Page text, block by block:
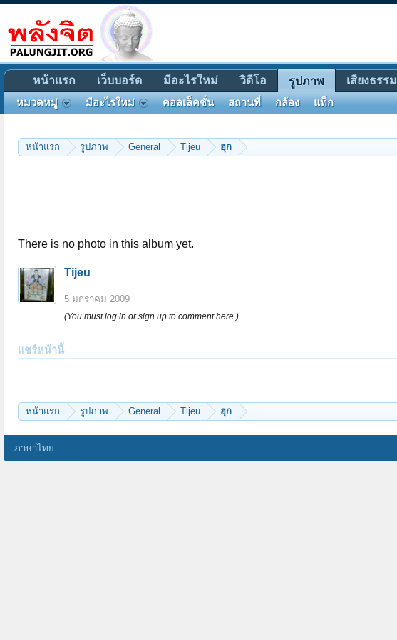
หน้าแรก รูปภาพ General Tijeu ฮุก
There is no photo in this album yet.
Tijeu
5 มกราคม 2009
(You must log in or sign up to comment here.)
แชร์หน้านี้
หน้าแรก รูปภาพ General Tijeu ฮุก
หน้าแรก เว็บบอร์ด มีอะไรใหม่ วิดีโอ รูปภาพ
หมวดหมู่ มีอะไรใหม่ คอลเล็คชั่น สถานที่ กล้อง แท็ก
เสียงธรรม
ภาษาไทย